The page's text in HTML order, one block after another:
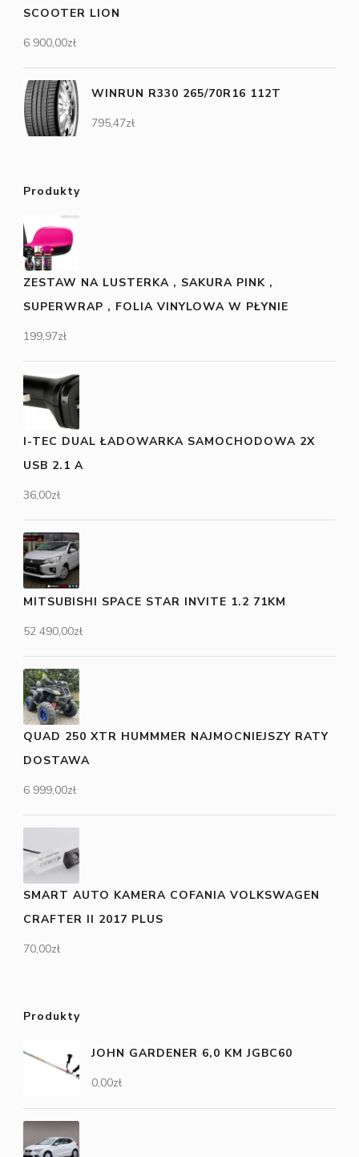
SCOOTER LION
6 900,00zł
WINRUN R330 265/70R16 112T
795,47zł
Produkty
ZESTAW NA LUSTERKA , SAKURA PINK ,
SUPERWRAP , FOLIA VINYLOWA W PŁYNIE
199,97zł
I-TEC DUAL ŁADOWARKA SAMOCHODOWA 2X
USB 2.1 A
36,00zł
MITSUBISHI SPACE STAR INVITE 1.2 71KM
52 490,00zł
QUAD 250 XTR HUMMMER NAJMOCNIEJSZY RATY
DOSTAWA
6 999,00zł
SMART AUTO KAMERA COFANIA VOLKSWAGEN
CRAFTER II 2017 PLUS
70,00zł
Produkty
JOHN GARDENER 6,0 KM JGBC60
0,00zł